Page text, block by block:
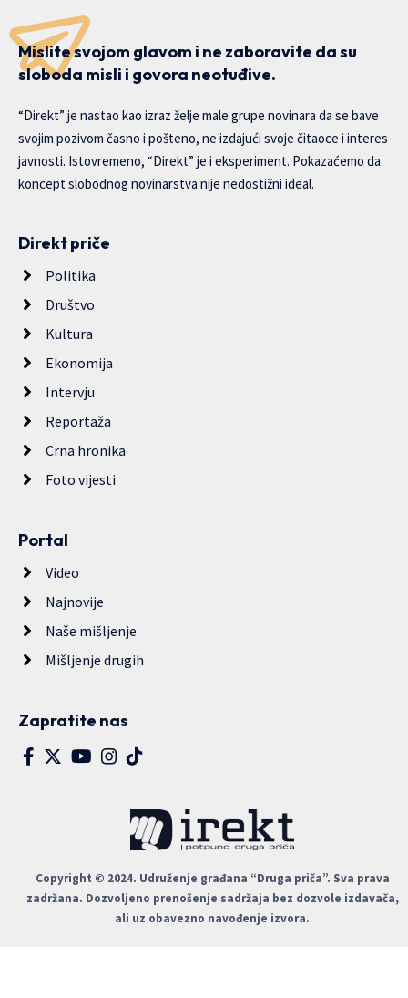
Mislite svojom glavom i ne zaboravite da su
sloboda misli i govora neotuđive.
“Direkt” je nastao kao izraz želje male grupe novinara da se bave
svojim pozivom časno i pošteno, ne izdajući svoje čitaoce i interes
javnosti. Istovremeno, “Direkt” je i eksperiment. Pokazaćemo da
koncept slobodnog novinarstva nije nedostižni ideal.
Direkt priče
Politika
Društvo
Kultura
Ekonomija
Intervju
Reportaža
Crna hronika
Foto vijesti
Portal
Video
Najnovije
Naše mišljenje
Mišljenje drugih
Zapratite nas
Copyright © 2024. Udruženje građana “Druga priča”. Sva prava
zadržana. Dozvoljeno prenošenje sadržaja bez dozvole izdavača,
ali uz obavezno navođenje izvora.